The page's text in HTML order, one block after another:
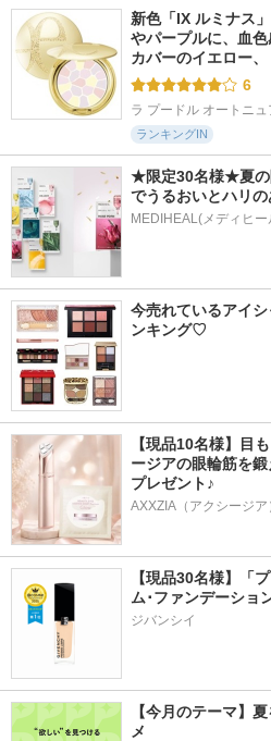
新色「IX ルミナス
やパープルに、血
カバーのイエロー
6
ラ プードル オートニュ
ランキングIN
★限定30名様★夏の
でうるおいとハリ
MEDIHEAL(メディヒー
今売れているアイ
ンキング♡
【現品10名様】目
ージアの眼輪筋を
プレゼント♪
AXXZIA（アクシージア
【現品30名様】「
ジバンシイ
【今月のテーマ】
メ